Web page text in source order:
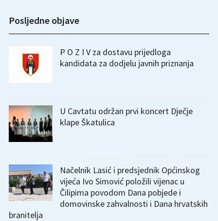
Posljedne objave
P O Z I V za dostavu prijedloga
kandidata za dodjelu javnih priznanja
U Cavtatu održan prvi koncert Dječje
klape Škatulica
Načelnik Lasić i predsjednik Općinskog
vijeća Ivo Simović položili vijenac u
Čilipima povodom Dana pobjede i
domovinske zahvalnosti i Dana hrvatskih
branitelja